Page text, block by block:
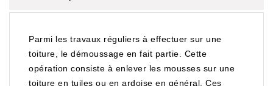
Parmi les travaux réguliers à effectuer sur une
toiture, le démoussage en fait partie. Cette
opération consiste à enlever les mousses sur une
toiture en tuiles ou en ardoise en général. Ces